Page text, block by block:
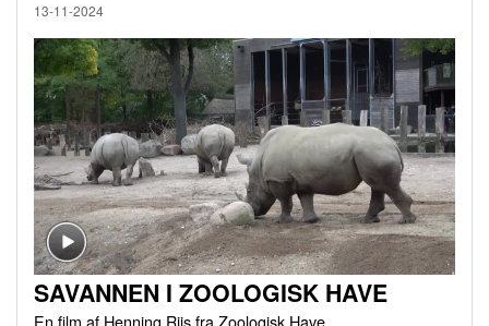
13-11-2024
SAVANNEN I ZOOLOGISK HAVE